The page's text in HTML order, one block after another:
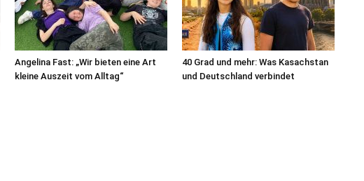
Angelina Fast: „Wir bieten eine Art
kleine Auszeit vom Alltag“
40 Grad und mehr: Was Kasachstan
und Deutschland verbindet